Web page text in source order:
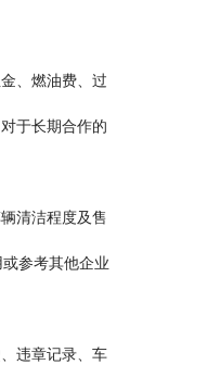
、燃油费、过
于长期合作的
清洁程度及售
参考其他企业
违章记录、车